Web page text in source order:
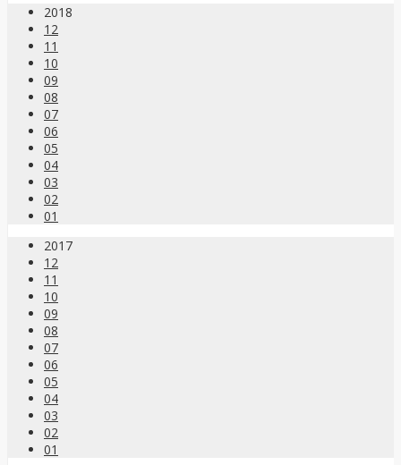
2018
12
11
10
09
08
07
06
05
04
03
02
01
2017
12
11
10
09
08
07
06
05
04
03
02
01